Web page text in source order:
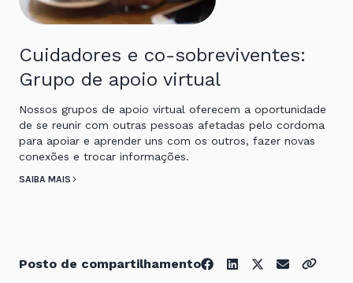
Cuidadores e co-sobreviventes:
Grupo de apoio virtual
Nossos grupos de apoio virtual oferecem a oportunidade
de se reunir com outras pessoas afetadas pelo cordoma
para apoiar e aprender uns com os outros, fazer novas
conexões e trocar informações.
SAIBA MAIS
Posto de compartilhamento